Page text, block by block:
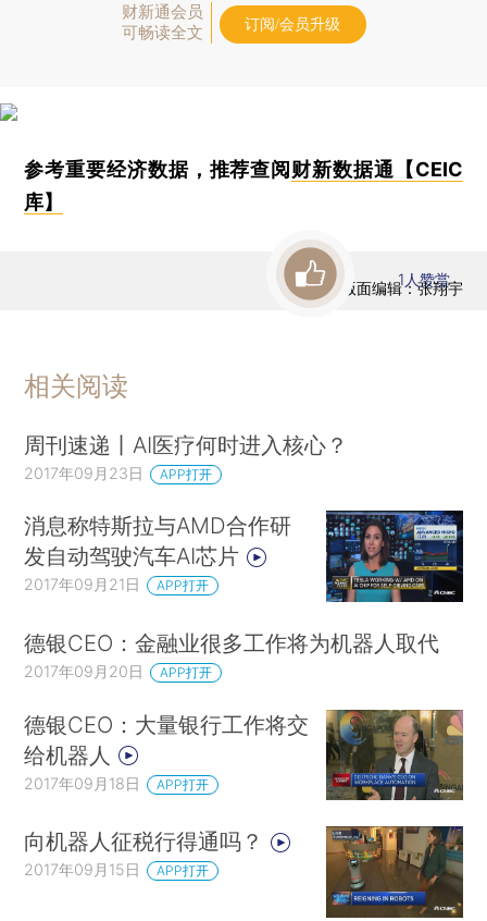
财新通会员
可畅读全文
订阅/会员升级
参考重要经济数据，推荐查阅 财新数据通【CEIC
库】
版面编辑：张翔宇
1人赞赏
相关阅读
周刊速递丨AI医疗何时进入核心？
2017年09月23日 APP打开
消息称特斯拉与AMD合作研
发自动驾驶汽车AI芯片
2017年09月21日 APP打开
德银CEO：金融业很多工作将为机器人取代
2017年09月20日 APP打开
德银CEO：大量银行工作将交
给机器人
2017年09月18日 APP打开
向机器人征税行得通吗？
2017年09月15日 APP打开